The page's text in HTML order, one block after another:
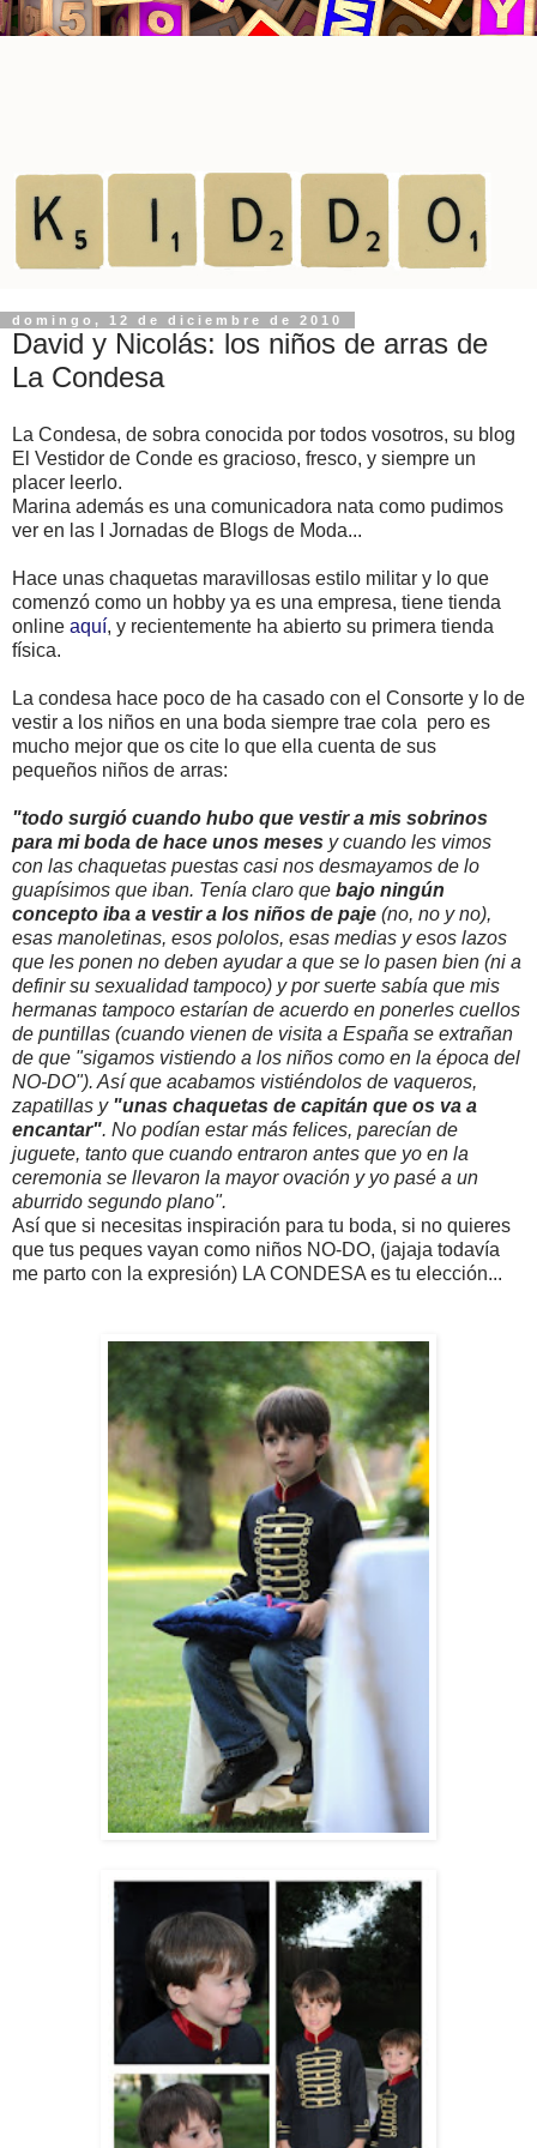
domingo, 12 de diciembre de 2010
David y Nicolás: los niños de arras de
La Condesa
La Condesa, de sobra conocida por todos vosotros, su blog
El Vestidor de Conde es gracioso, fresco, y siempre un
placer leerlo.
Marina además es una comunicadora nata como pudimos
ver en las I Jornadas de Blogs de Moda...
Hace unas chaquetas maravillosas estilo militar y lo que
comenzó como un hobby ya es una empresa, tiene tienda
online aquí, y recientemente ha abierto su primera tienda
física.
La condesa hace poco de ha casado con el Consorte y lo de
vestir a los niños en una boda siempre trae cola pero es
mucho mejor que os cite lo que ella cuenta de sus
pequeños niños de arras:
"todo surgió cuando hubo que vestir a mis sobrinos
para mi boda de hace unos meses y cuando les vimos
con las chaquetas puestas casi nos desmayamos de lo
guapísimos que iban. Tenía claro que bajo ningún
concepto iba a vestir a los niños de paje (no, no y no),
esas manoletinas, esos pololos, esas medias y esos lazos
que les ponen no deben ayudar a que se lo pasen bien (ni a
definir su sexualidad tampoco) y por suerte sabía que mis
hermanas tampoco estarían de acuerdo en ponerles cuellos
de puntillas (cuando vienen de visita a España se extrañan
de que "sigamos vistiendo a los niños como en la época del
NO-DO"). Así que acabamos vistiéndolos de vaqueros,
zapatillas y "unas chaquetas de capitán que os va a
encantar". No podían estar más felices, parecían de
juguete, tanto que cuando entraron antes que yo en la
ceremonia se llevaron la mayor ovación y yo pasé a un
aburrido segundo plano".
Así que si necesitas inspiración para tu boda, si no quieres
que tus peques vayan como niños NO-DO, (jajaja todavía
me parto con la expresión) LA CONDESA es tu elección...